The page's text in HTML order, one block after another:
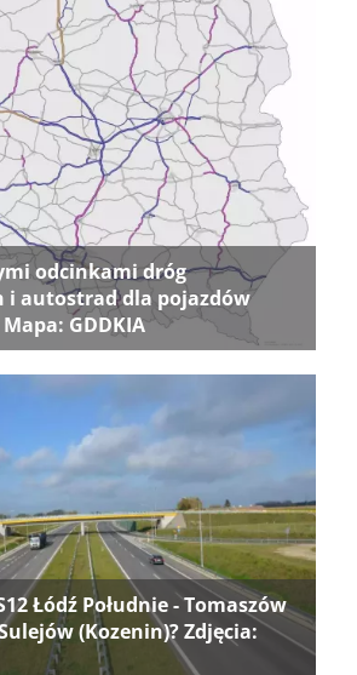
odcinkami dróg
i autostrad dla pojazdów
GDDKIA
Łódź Południe - Tomaszów
(Kozenin)? Zdjęcia: